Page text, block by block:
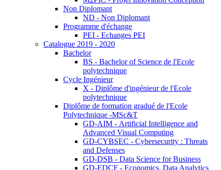
Non Diplomant
ND - Non Diplomant
Programme d'échange
PEI - Echanges PEI
Catalogue 2019 - 2020
Bachelor
BS - Bachelor of Science de l'Ecole
polytechnique
Cycle Ingénieur
X - Diplôme d'ingénieur de l'Ecole
polytechnique
Diplôme de formation gradué de l'Ecole
Polytechnique -MSc&T
GD-AIM - Artificial Intelligence and
Advanced Visual Computing
GD-CYBSEC - Cybersecurity : Threats
and Defenses
GD-DSB - Data Science for Business
GD-EDCF - Economics, Data Analytics